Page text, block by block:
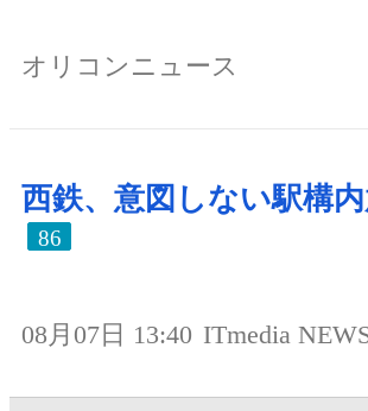
オリコンニュース
西鉄、意図しない駅構
86
08月07日 13:40 ITmedia